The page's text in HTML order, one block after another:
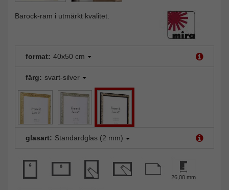
Barock-ram i utmärkt kvalitet.
format: 40x50 cm
färg: svart-silver
glasart: Standardglas (2 mm)
26,00 mm